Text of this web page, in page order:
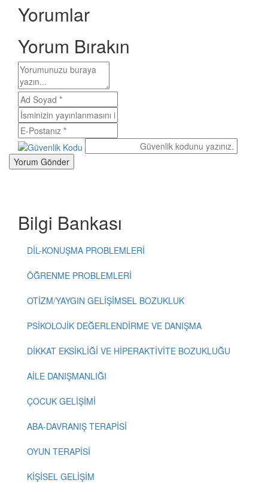
Yorumlar
Yorum Bırakın
Bilgi Bankası
DİL-KONUŞMA PROBLEMLERİ
ÖĞRENME PROBLEMLERİ
OTİZM/YAYGIN GELİŞİMSEL BOZUKLUK
PSİKOLOJİK DEĞERLENDİRME VE DANIŞMA
DİKKAT EKSİKLİĞİ VE HİPERAKTİVİTE BOZUKLUĞU
AİLE DANIŞMANLIĞI
ÇOCUK GELİŞİMİ
ABA-DAVRANIŞ TERAPİSİ
OYUN TERAPİSİ
KİŞİSEL GELİŞİM